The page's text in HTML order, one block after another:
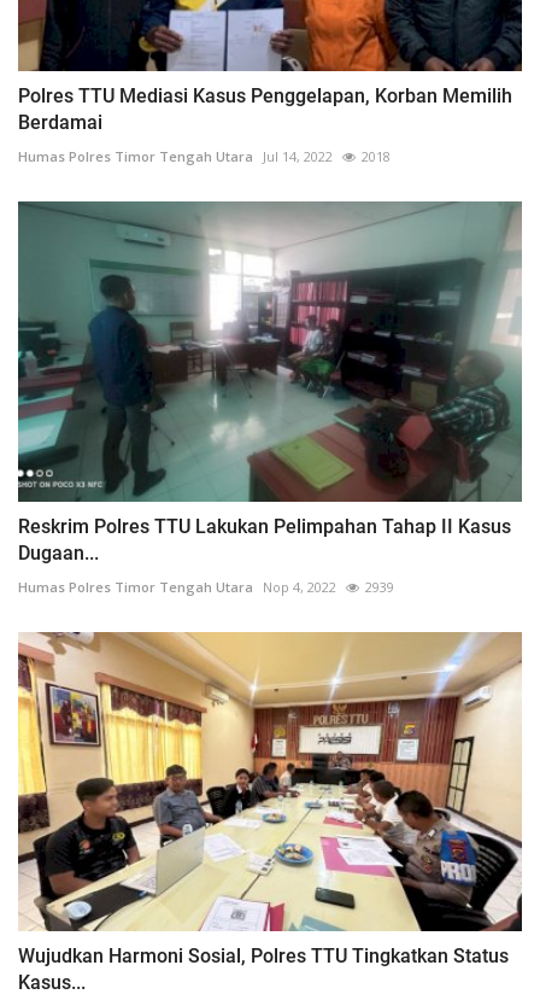
Polres TTU Mediasi Kasus Penggelapan, Korban Memilih
Berdamai
Humas Polres Timor Tengah Utara Jul 14, 2022 2018
Reskrim Polres TTU Lakukan Pelimpahan Tahap II Kasus
Dugaan...
Humas Polres Timor Tengah Utara Nop 4, 2022 2939
Wujudkan Harmoni Sosial, Polres TTU Tingkatkan Status
Kasus...